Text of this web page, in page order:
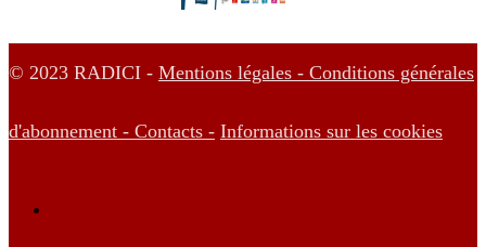
© 2023 RADICI - Mentions légales - Conditions générales
d'abonnement - Contacts - Informations sur les cookies